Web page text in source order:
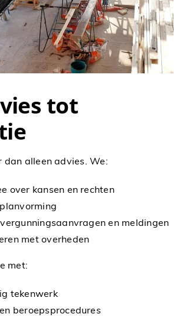
tot
dan alleen advies. We:
over kansen en rechten
en meldingen
met overheden
met:
tekenwerk
beroepsprocedures